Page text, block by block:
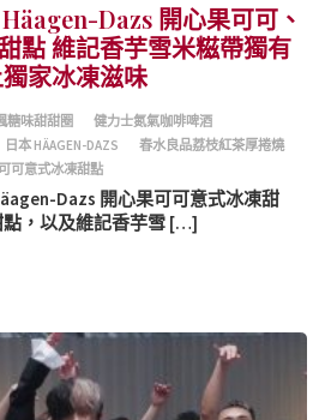
Dazs 開心果可可、
點 維記香芋雪米糍帶獨有
家冰凍滋味
糖味甜甜圈
健力士氮氣咖啡啤酒
日本 HÄAGEN-DAZS
春水良品荔枝紅茶厚捲燒
可意式冰凍甜點
Dazs 開心果可可意式冰凍甜
，以及維記香芋雪 […]